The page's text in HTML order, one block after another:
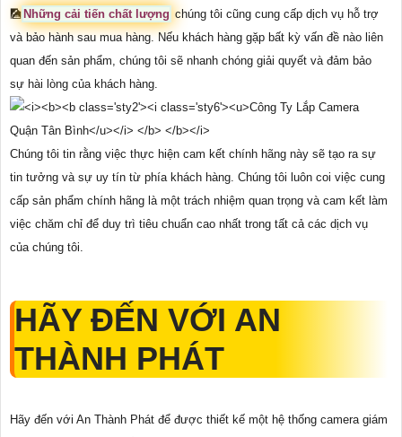
🎑 Những cải tiến chất lượng chúng tôi cũng cung cấp dịch vụ hỗ trợ
và bảo hành sau mua hàng. Nếu khách hàng gặp bất kỳ vấn đề nào liên
quan đến sản phẩm, chúng tôi sẽ nhanh chóng giải quyết và đảm bảo
sự hài lòng của khách hàng.
Chúng tôi tin rằng việc thực hiện cam kết chính hãng này sẽ tạo ra sự
tin tưởng và sự uy tín từ phía khách hàng. Chúng tôi luôn coi việc cung
cấp sản phẩm chính hãng là một trách nhiệm quan trọng và cam kết làm
việc chăm chỉ để duy trì tiêu chuẩn cao nhất trong tất cả các dịch vụ
của chúng tôi.
HÃY ĐẾN VỚI AN
THÀNH PHÁT
Hãy đến với An Thành Phát để được thiết kế một hệ thống camera giám